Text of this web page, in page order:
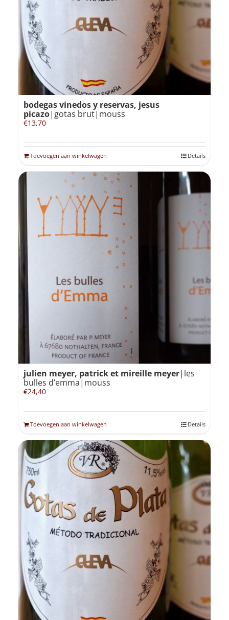
Winkelmand 0
Mijn Account
Zoeken
naar:
bodegas vinedos y reservas, jesus
picazo|gotas brut|mouss
€13,70
Toevoegen aan winkelwagen Details
julien meyer, patrick et mireille meyer|les
bulles d’emma|mouss
€24,40
Toevoegen aan winkelwagen Details